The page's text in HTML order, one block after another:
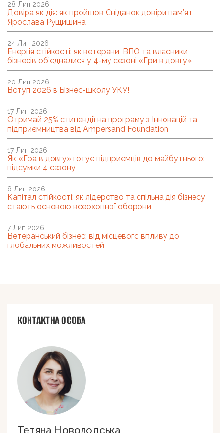
Довіра як дія: як пройшов Сніданок довіри пам’яті
Ярослава Рущишина
28 Лип 2026
Енергія стійкості: як ветерани, ВПО та власники
бізнесів об’єдналися у 4-му сезоні «Гри в довгу»
24 Лип 2026
Вступ 2026 в Бізнес-школу УКУ!
20 Лип 2026
Отримай 25% стипендії на програму з Інновацій та
підприємництва від Ampersand Foundation
17 Лип 2026
Як «Гра в довгу» готує підприємців до майбутнього:
підсумки 4 сезону
17 Лип 2026
Капітал стійкості: як лідерство та спільна дія бізнесу
стають основою всеохопної оборони
8 Лип 2026
Ветеранський бізнес: від місцевого впливу до
глобальних можливостей
7 Лип 2026
КОНТАКТНА ОСОБА
Тетяна Новолодська